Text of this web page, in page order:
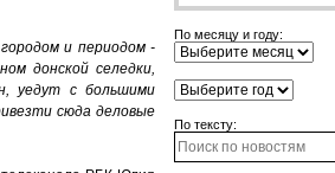
и периодом -
донской селедки,
уедут с большими
сюда деловые
По месяцу и году:
По тексту: